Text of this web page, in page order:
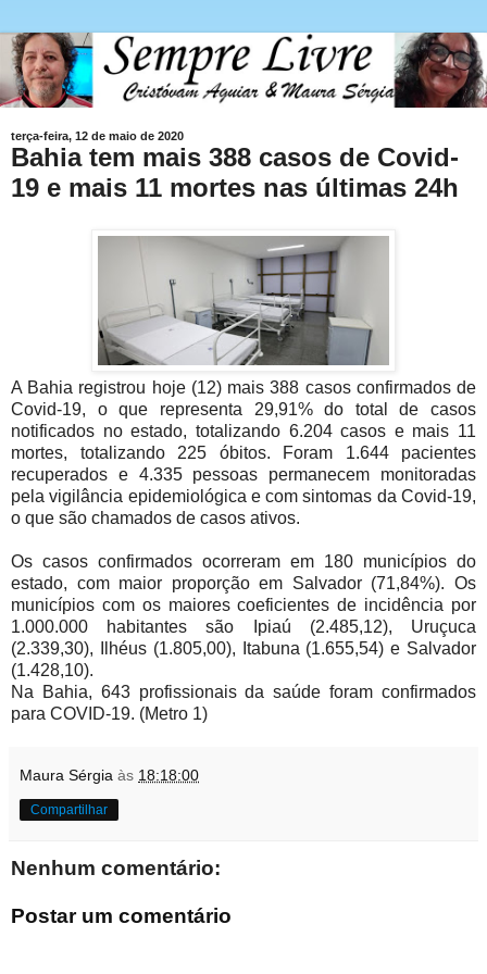
terça-feira, 12 de maio de 2020
Bahia tem mais 388 casos de Covid-
19 e mais 11 mortes nas últimas 24h
A Bahia registrou hoje (12) mais 388 casos confirmados de
Covid-19, o que representa 29,91% do total de casos
notificados no estado, totalizando 6.204 casos e mais 11
mortes, totalizando 225 óbitos. Foram 1.644 pacientes
recuperados e 4.335 pessoas permanecem monitoradas
pela vigilância epidemiológica e com sintomas da Covid-19,
o que são chamados de casos ativos.
Os casos confirmados ocorreram em 180 municípios do
estado, com maior proporção em Salvador (71,84%). Os
municípios com os maiores coeficientes de incidência por
1.000.000 habitantes são Ipiaú (2.485,12), Uruçuca
(2.339,30), Ilhéus (1.805,00), Itabuna (1.655,54) e Salvador
(1.428,10).
Na Bahia, 643 profissionais da saúde foram confirmados
para COVID-19. (Metro 1)
Maura Sérgia às 18:18:00
Compartilhar
Nenhum comentário:
Postar um comentário